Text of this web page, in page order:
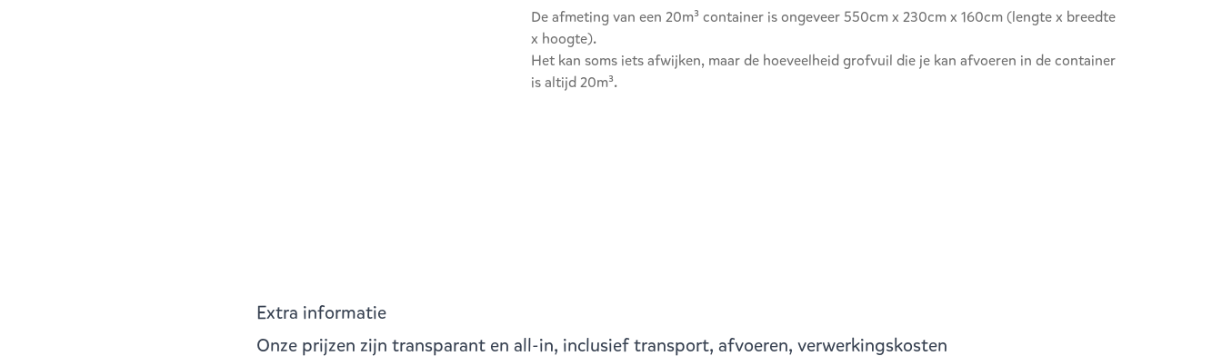
De afmeting van een 20m³ container is ongeveer 550cm x 230cm x 160cm (lengte x breedte
x hoogte).
Het kan soms iets afwijken, maar de hoeveelheid grofvuil die je kan afvoeren in de container
is altijd 20m³.
Extra informatie
Onze prijzen zijn transparant en all-in, inclusief transport, afvoeren, verwerkingskosten